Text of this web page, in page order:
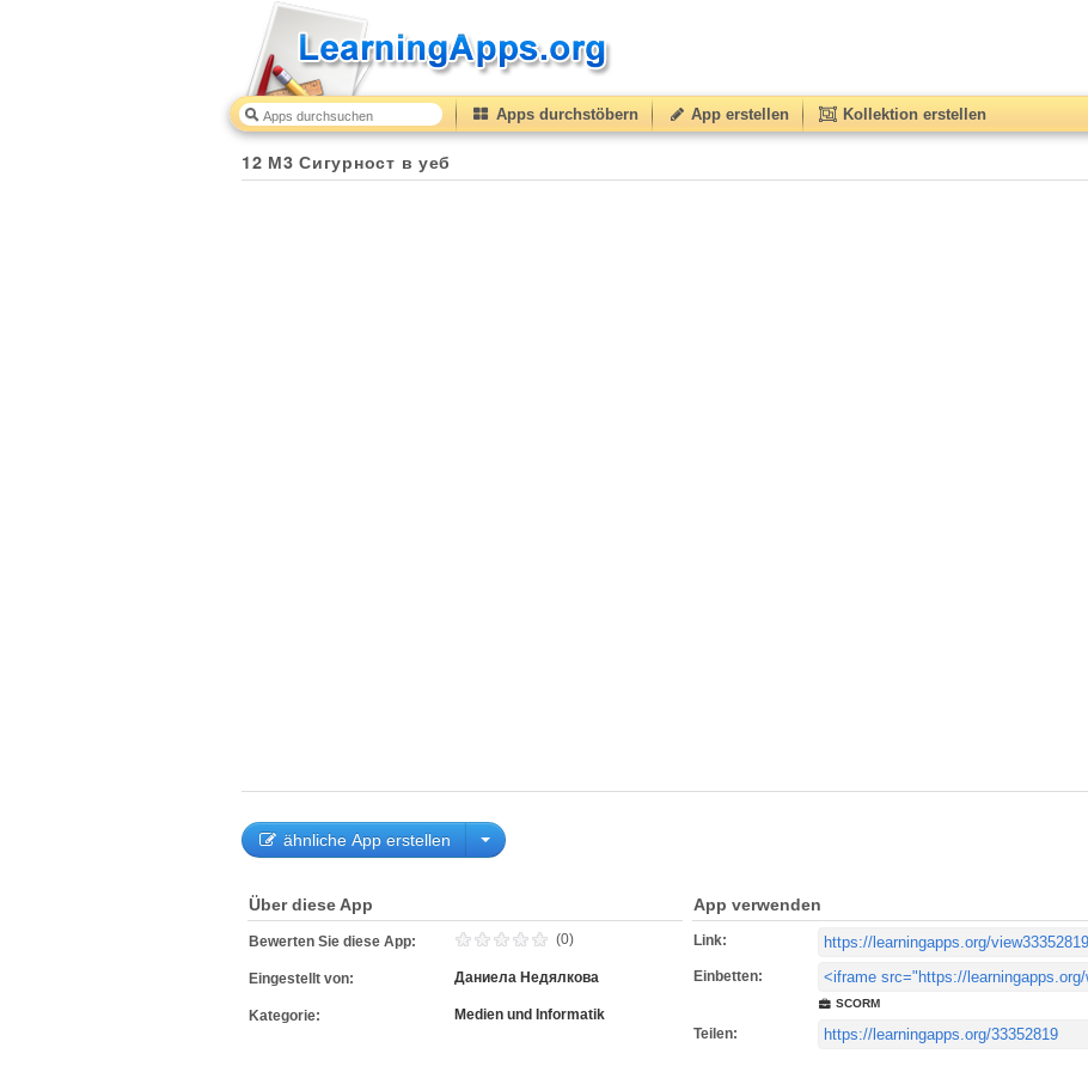
Apps durchstöbern App erstellen Kollektion erstellen
12 М3 Сигурност в уеб
ähnliche App erstellen
Über diese App
Bewerten Sie diese App: (0)
Eingestellt von: Даниела Недялкова
Kategorie: Medien und Informatik
App verwenden
Link:
Einbetten:
SCORM
Teilen: